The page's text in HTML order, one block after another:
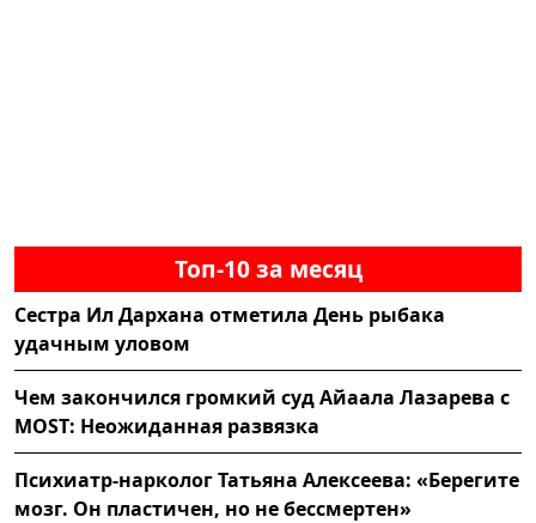
Топ-10 за месяц
Сестра Ил Дархана отметила День рыбака
удачным уловом
Чем закончился громкий суд Айаала Лазарева с
MOST: Неожиданная развязка
Психиатр-нарколог Татьяна Алексеева: «Берегите
мозг. Он пластичен, но не бессмертен»